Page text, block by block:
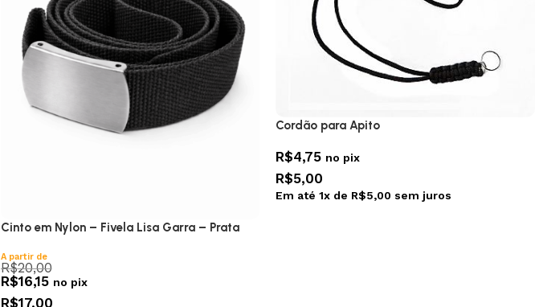
Cinto em Nylon – Fivela Lisa Garra – Prata
A partir de
R$20,00
R$16,15 no pix
R$17,00
Cordão para Apito
R$4,75 no pix
R$5,00
Em até1x de R$5,00 sem juros